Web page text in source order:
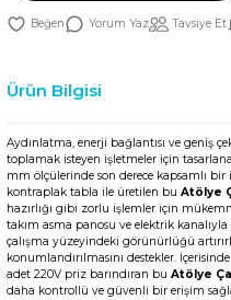
Yorum Yaz Tavsiye Et
Ürün Bilgisi
Aydınlatma, enerji bağlantısı ve geniş
toplamak isteyen işletmeler için
mm ölçülerinde son derece kapsamlı
kontraplak tabla ile üretilen bu Atölye
hazırlığı gibi zorlu işlemler için
takım asma panosu ve elektrik kanalıyla
çalışma yüzeyindeki görünürlüğü
konumlandırılmasını destekler.
adet 220V priz barındıran bu Atölye
daha kontrollü ve güvenli bir erişim